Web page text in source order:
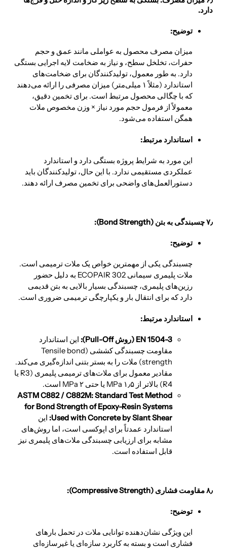
دارد.
توضیح:
میزان مصرف محصول به عواملی مانند عمق و حجم
حفرات، تخلخل سطح، و نیاز به ضخامت لایه اجرایی بستگی
دارد. به طور معمول، تولیدکنندگان برای ضخامت‌های
استاندارد (مثلاً ۱ میلی‌متر) میزان مصرفی را ارائه می‌دهند
که با چگالی محصول مرتبط است. برای تخمین دقیق،
معمولاً از فرمول حجم مورد نیاز × وزن مخصوص ملات
همگن استفاده می‌شود.
استاندارد مرتبط:
این مورد به شرایط پروژه بستگی دارد و استاندارد
عملکردی مستقیمی ندارد. با این حال، تولیدکنندگان باید
دستورالعمل‌های واضحی برای تخمین مصرف ارائه دهند.
۷٫ چسبندگی به بتن (Bond Strength):
توضیح:
چسبندگی یکی از مهمترین خواص یک ملات ترمیمی است.
ملات پلیمری سیمانی ECOPAIR 302 به دلیل حضور
رزین‌های پلیمری، چسبندگی بسیار بالایی به بتن قدیمی
دارد که برای انتقال بار و یکپارچگی ترمیمی ضروری است.
استاندارد مرتبط:
EN 1504-3 (روش Pull-Off):
این استاندارد
مقاومت چسبندگی کششی (Tensile bond
strength) ملات را به بستر بتنی اندازه‌گیری می‌کند.
مقادیر معمول برای ملات‌های ترمیمی پلیمری (R3 یا
R4) بالاتر از
۱٫۵ یا حتی ۲
است.
ASTM C882 / C882M: Standard Test Method
for Bond Strength of Epoxy-Resin Systems
Used with Concrete by Slant Shear: این
استاندارد عمدتاً برای اپوکسی است، اما روش‌های
مشابه برای ارزیابی چسبندگی ملات‌های پلیمری نیز
قابل استفاده است.
۸٫ مقاومت فشاری (Compressive Strength):
توضیح:
این ویژگی نشان‌دهنده توانایی ملات در تحمل بارهای
فشاری است و بسته به کاربرد سازه‌ای یا غیرسازه‌ای